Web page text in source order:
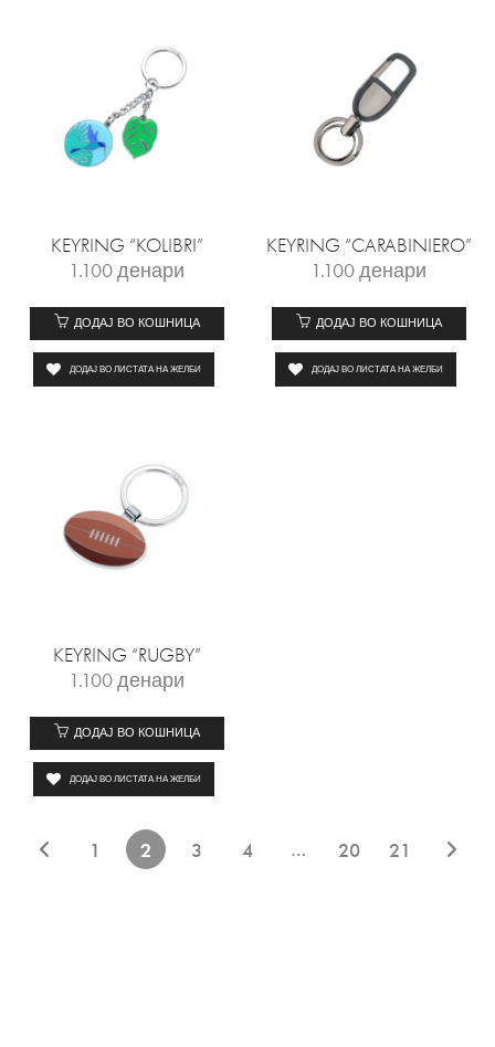
KEYRING “KOLIBRI”
1.100денари
ДОДАЈ ВО КОШНИЦА
ДОДАЈ ВО ЛИСТАТА НА ЖЕЛБИ
KEYRING “CARABINIERO”
1.100денари
ДОДАЈ ВО КОШНИЦА
ДОДАЈ ВО ЛИСТАТА НА ЖЕЛБИ
KEYRING “RUGBY”
1.100денари
ДОДАЈ ВО КОШНИЦА
ДОДАЈ ВО ЛИСТАТА НА ЖЕЛБИ
1 2 3 4 … 20 21